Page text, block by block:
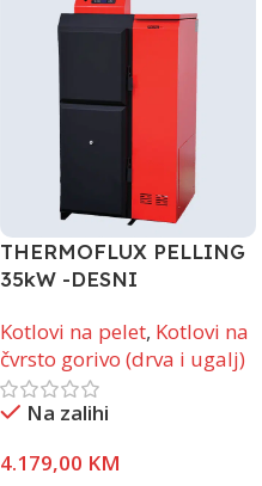
THERMOFLUX PELLING
35kW -DESNI
Kotlovi na pelet, Kotlovi na
čvrsto gorivo (drva i ugalj)
Na zalihi
4.179,00 KM